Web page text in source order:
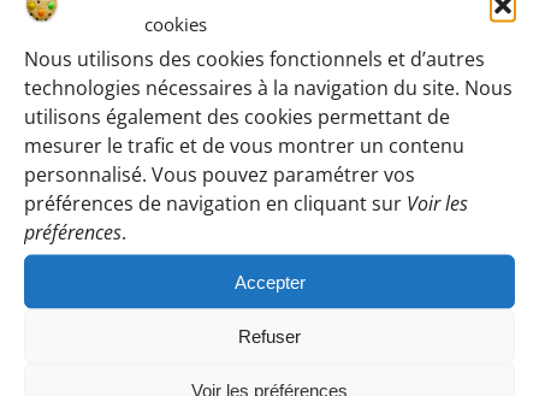
cookies
Nous utilisons des cookies fonctionnels et d’autres
technologies nécessaires à la navigation du site. Nous
utilisons également des cookies permettant de
mesurer le trafic et de vous montrer un contenu
personnalisé. Vous pouvez paramétrer vos
préférences de navigation en cliquant sur Voir les
préférences.
Accepter
Refuser
Voir les préférences
Ourcq, bois et villages
Par Mélanie M 25 juin 2019
Charte de l’association| Statuts